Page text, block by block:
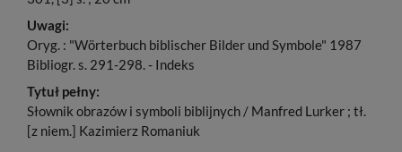
Uwagi:
Oryg. : "Wörterbuch biblischer Bilder und Symbole" 1987
Bibliogr. s. 291-298. - Indeks
Tytuł pełny:
Słownik obrazów i symboli biblijnych / Manfred Lurker ; tł.
[z niem.] Kazimierz Romaniuk